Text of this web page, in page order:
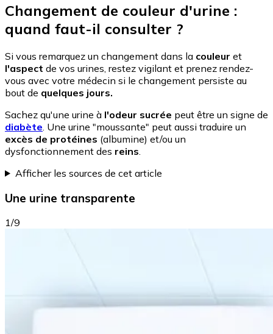
Changement de couleur d'urine :
quand faut-il consulter ?
Si vous remarquez un changement dans la couleur et
l'aspect de vos urines, restez vigilant et prenez rendez-
vous avec votre médecin si le changement persiste au
bout de quelques jours.
Sachez qu'une urine à l'odeur sucrée peut être un signe de
diabète . Une urine "moussante" peut aussi traduire un
excès de protéines (albumine) et/ou un
dysfonctionnement des reins
Afficher les sources de cet article
Une urine transparente
1/9